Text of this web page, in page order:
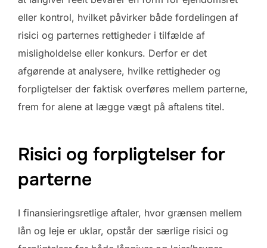
eller kontrol, hvilket påvirker både fordelingen af
risici og parternes rettigheder i tilfælde af
misligholdelse eller konkurs. Derfor er det
afgørende at analysere, hvilke rettigheder og
forpligtelser der faktisk overføres mellem parterne,
frem for alene at lægge vægt på aftalens titel.
Risici og forpligtelser for
parterne
I finansieringsretlige aftaler, hvor grænsen mellem
lån og leje er uklar, opstår der særlige risici og